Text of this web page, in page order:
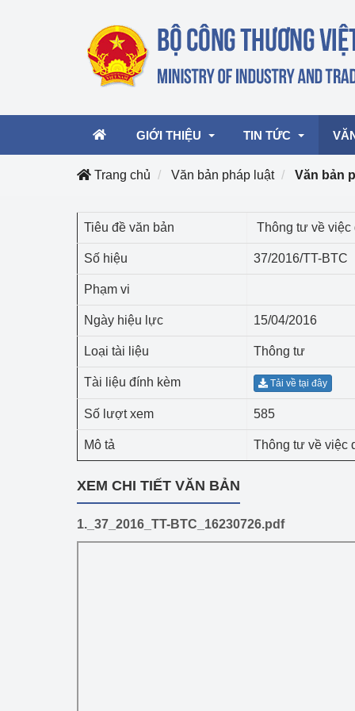
GIỚI THIỆU
Lãnh đạo Bộ
Chức năng nhiệm vụ
TIN TỨC
Hoạt động
Giải thưởng Công
mại, Dịch vụ Việt
Công Thương -
Chuyển đổi số
Lịch sử phát triển
Phát triển nguồn
Văn
Văn
Trang chủ Văn bản pháp luật Văn bản
Tiêu đề văn bản Thông tư về việc
Số hiệu 37/2016/TT-BTC
Phạm vi
Ngày hiệu lực 15/04/2016
Loại tài liệu Thông tư
Tài liệu đính kèm Tải về tại đây
Số lượt xem 585
Mô tả Thông tư về việc
XEM CHI TIẾT VĂN BẢN
1._37_2016_TT-BTC_16230726.pdf